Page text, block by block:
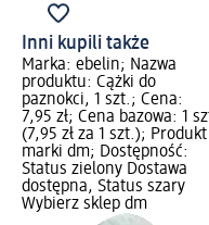
Inni kupili także
Marka: ebelin; Nazwa
produktu: Cążki do
paznokci, 1 szt.; Cena:
7,95 zł; Cena bazowa: 1
(7,95 zł za 1 szt.); Produkt
marki dm; Dostępność:
Status zielony Dostawa
dostępna, Status szary
Wybierz sklep dm